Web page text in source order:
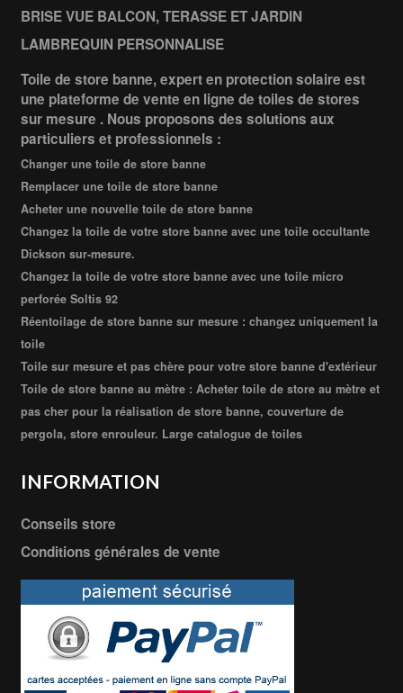
BRISE VUE BALCON, TERASSE ET JARDIN
LAMBREQUIN PERSONNALISE
Toile de store banne, expert en protection solaire est
une plateforme de vente en ligne de toiles de stores
sur mesure . Nous proposons des solutions aux
particuliers et professionnels :
Changer une toile de store banne
Remplacer une toile de store banne
Acheter une nouvelle toile de store banne
Changez la toile de votre store banne avec une toile occultante
Dickson sur-mesure.
Changez la toile de votre store banne avec une toile micro
perforée Soltis 92
Réentoilage de store banne sur mesure : changez uniquement la
toile
Toile sur mesure et pas chère pour votre store banne d'extérieur
Toile de store banne au mètre : Acheter toile de store au mètre et
pas cher pour la réalisation de store banne, couverture de
pergola, store enrouleur. Large catalogue de toiles
INFORMATION
Conseils store
Conditions générales de vente